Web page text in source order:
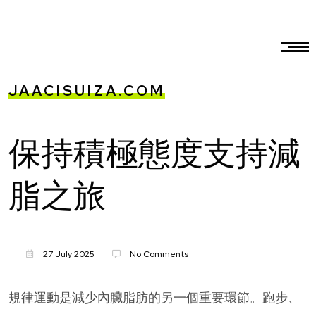
JAACISUIZA.COM
保持積極態度支持減
脂之旅
27 July 2025 No Comments
規律運動是減少內臟脂肪的另一個重要環節。跑步、